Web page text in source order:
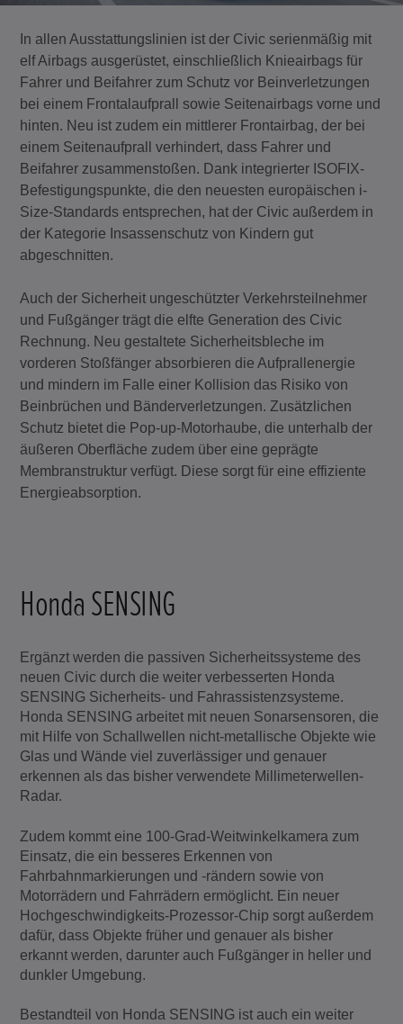
In allen Ausstattungslinien ist der Civic serienmäßig mit
elf Airbags ausgerüstet, einschließlich Knieairbags für
Fahrer und Beifahrer zum Schutz vor Beinverletzungen
bei einem Frontalaufprall sowie Seitenairbags vorne und
hinten. Neu ist zudem ein mittlerer Frontairbag, der bei
einem Seitenaufprall verhindert, dass Fahrer und
Beifahrer zusammenstoßen. Dank integrierter ISOFIX-
Befestigungspunkte, die den neuesten europäischen i-
Size-Standards entsprechen, hat der Civic außerdem in
der Kategorie Insassenschutz von Kindern gut
abgeschnitten.
Auch der Sicherheit ungeschützter Verkehrsteilnehmer
und Fußgänger trägt die elfte Generation des Civic
Rechnung. Neu gestaltete Sicherheitsbleche im
vorderen Stoßfänger absorbieren die Aufprallenergie
und mindern im Falle einer Kollision das Risiko von
Beinbrüchen und Bänderverletzungen. Zusätzlichen
Schutz bietet die Pop-up-Motorhaube, die unterhalb der
äußeren Oberfläche zudem über eine geprägte
Membranstruktur verfügt. Diese sorgt für eine effiziente
Energieabsorption.
Honda SENSING
Ergänzt werden die passiven Sicherheitssysteme des
neuen Civic durch die weiter verbesserten Honda
SENSING Sicherheits- und Fahrassistenzsysteme.
Honda SENSING arbeitet mit neuen Sonarsensoren, die
mit Hilfe von Schallwellen nicht-metallische Objekte wie
Glas und Wände viel zuverlässiger und genauer
erkennen als das bisher verwendete Millimeterwellen-
Radar.
Zudem kommt eine 100-Grad-Weitwinkelkamera zum
Einsatz, die ein besseres Erkennen von
Fahrbahnmarkierungen und -rändern sowie von
Motorrädern und Fahrrädern ermöglicht. Ein neuer
Hochgeschwindigkeits-Prozessor-Chip sorgt außerdem
dafür, dass Objekte früher und genauer als bisher
erkannt werden, darunter auch Fußgänger in heller und
dunkler Umgebung.
Bestandteil von Honda SENSING ist auch ein weiter